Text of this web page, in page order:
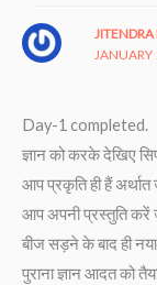
Day-1 completed.
ज्ञान को करके देखिए
आप प्रकृति ही हैं
आप अपनी प्रस्तुति करें
बीज सड़ने के बाद ही
पुराना ज्ञान आदत को